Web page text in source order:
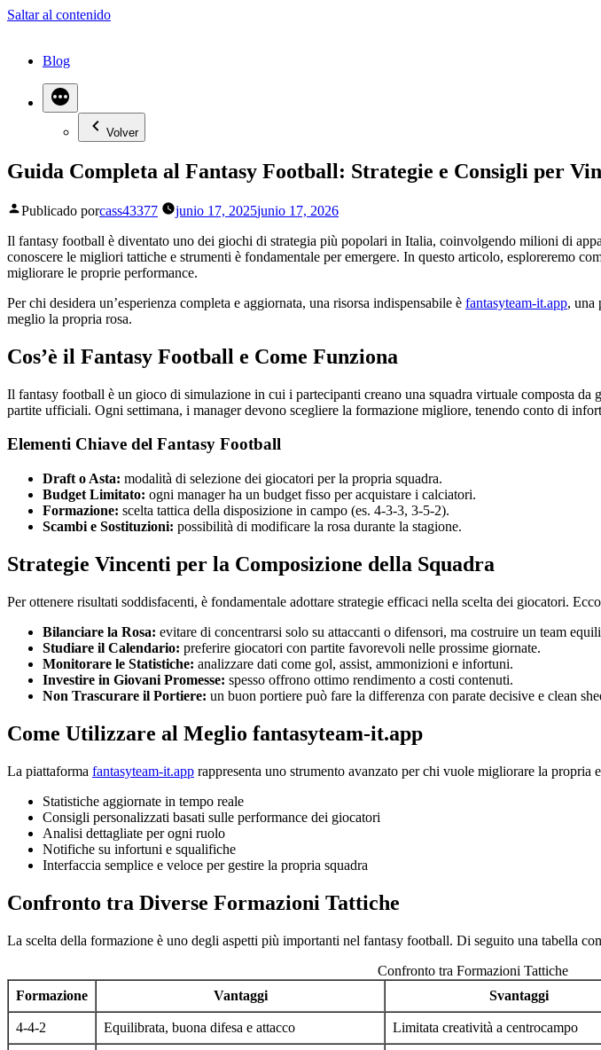
Saltar al contenido
Blog
Volver
Guida Completa al Fantasy Football: Strategie e Consigli per
Publicado porcass43377 junio 17, 2025junio 17, 2026
Il fantasy football è diventato uno dei giochi di strategia più popolari in Italia, coinvolgendo milioni di
conoscere le migliori tattiche e strumenti è fondamentale per emergere. In questo articolo, esploreremo
migliorare le proprie performance.
Per chi desidera un’esperienza completa e aggiornata, una risorsa indispensabile è fantasyteam-it.app, una
meglio la propria rosa.
Cos’è il Fantasy Football e Come Funziona
Il fantasy football è un gioco di simulazione in cui i partecipanti creano una squadra virtuale composta
partite ufficiali. Ogni settimana, i manager devono scegliere la formazione migliore, tenendo conto di
Elementi Chiave del Fantasy Football
Draft o Asta: modalità di selezione dei giocatori per la propria squadra.
Budget Limitato: ogni manager ha un budget fisso per acquistare i calciatori.
Formazione: scelta tattica della disposizione in campo (es. 4-3-3, 3-5-2).
Scambi e Sostituzioni: possibilità di modificare la rosa durante la stagione.
Strategie Vincenti per la Composizione della Squadra
Per ottenere risultati soddisfacenti, è fondamentale adottare strategie efficaci nella scelta dei giocatori.
Bilanciare la Rosa: evitare di concentrarsi solo su attaccanti o difensori, ma costruire un team
Studiare il Calendario: preferire giocatori con partite favorevoli nelle prossime giornate.
Monitorare le Statistiche: analizzare dati come gol, assist, ammonizioni e infortuni.
Investire in Giovani Promesse: spesso offrono ottimo rendimento a costi contenuti.
Non Trascurare il Portiere: un buon portiere può fare la differenza con parate decisive e clean
Come Utilizzare al Meglio fantasyteam-it.app
La piattaforma fantasyteam-it.app rappresenta uno strumento avanzato per chi vuole migliorare la
Statistiche aggiornate in tempo reale
Consigli personalizzati basati sulle performance dei giocatori
Analisi dettagliate per ogni ruolo
Notifiche su infortuni e squalifiche
Interfaccia semplice e veloce per gestire la propria squadra
Confronto tra Diverse Formazioni Tattiche
La scelta della formazione è uno degli aspetti più importanti nel fantasy football. Di seguito una tabella
Confronto tra Formazioni Tattiche
Formazione
Vantaggi Svantaggi
4-4-2 Equilibrata, buona difesa e attacco Limitata creatività a centrocampo